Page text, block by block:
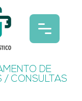
DE
/ CONSULTAS